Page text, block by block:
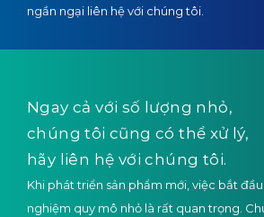
ngần ngại liên hệ với chúng tôi.
Ngay cả với số lượng nhỏ,
chúng tôi cũng có thể xử lý,
hãy liên hệ với chúng tôi.
Khi phát triển sản phẩm mới, việc bắt
nghiệm quy mô nhỏ là rất quan trọng.